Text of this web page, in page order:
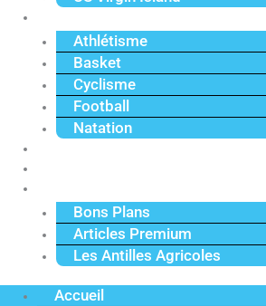
Athlétisme
Basket
Cyclisme
Football
Natation
Bons Plans
Articles Premium
Les Antilles Agricoles
Accueil